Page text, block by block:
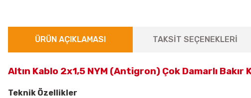
ÜRÜN AÇIKLAMASI TAKSİT SEÇENEKLERİ
Altın Kablo 2x1,5 NYM (Antigron) Çok Damarlı Bakır
Teknik Özellikler